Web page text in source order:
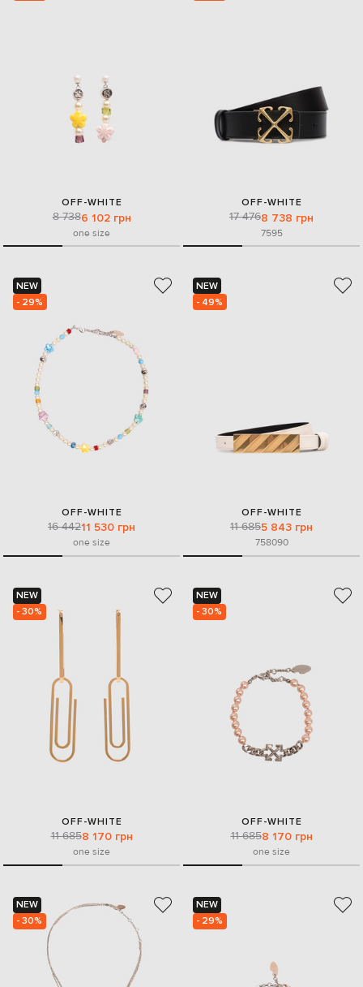
OFF-WHITE
8 7386 102 грн
one size
OFF-WHITE
17 4768 738 грн
7595
NEW
- 29%
OFF-WHITE
16 44211 530 грн
one size
NEW
- 49%
OFF-WHITE
11 6855 843 грн
758090
NEW
- 30%
OFF-WHITE
11 6858 170 грн
one size
NEW
- 30%
OFF-WHITE
11 6858 170 грн
one size
NEW
- 30%
NEW
- 29%